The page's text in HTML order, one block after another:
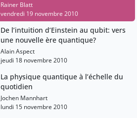
Rainer Blatt
vendredi 19 novembre 2010
De l’intuition d’Einstein au qubit: vers
une nouvelle ère quantique?
Alain Aspect
jeudi 18 novembre 2010
La physique quantique à l’échelle du
quotidien
Jochen Mannhart
lundi 15 novembre 2010